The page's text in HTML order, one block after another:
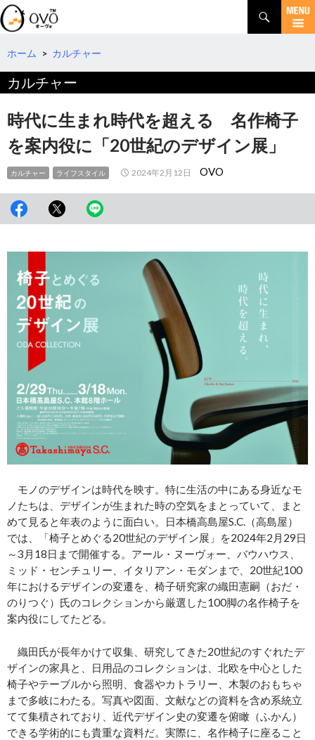
検
索
コ
テ
ツ
へ
移
動
ホーム > カルチャー
カルチャー
時代に生まれ時代を超える 名作椅子
を案内役に「20世紀のデザイン展」
カルチャー ライフスタイル 2024年2月12日 OVO
モノのデザインは時代を映す。特に生活の中にある身近なモ
ノたちは、デザインが生まれた時の空気をまとっていて、まと
めて見ると年表のように面白い。日本橋高島屋S.C.（高島屋）
では、「椅子とめぐる20世紀のデザイン展」を2024年2月29日
～3月18日まで開催する。アール・ヌーヴォー、バウハウス、
ミッド・センチュリー、イタリアン・モダンまで、20世紀100
年におけるデザインの変遷を、椅子研究家の織田憲嗣（おだ・
のりつぐ）氏のコレクションから厳選した100脚の名作椅子を
案内役にしてたどる。
織田氏が長年かけて収集、研究してきた20世紀のすぐれたデ
ザインの家具と、日用品のコレクションは、北欧を中心とした
椅子やテーブルから照明、食器やカトラリー、木製のおもちゃ
まで多岐にわたる。写真や図面、文献などの資料を含め系統立
てて集積されており、近代デザイン史の変遷を俯瞰（ふかん）
できる学術的にも貴重な資料だ。実際に、名作椅子に座ること